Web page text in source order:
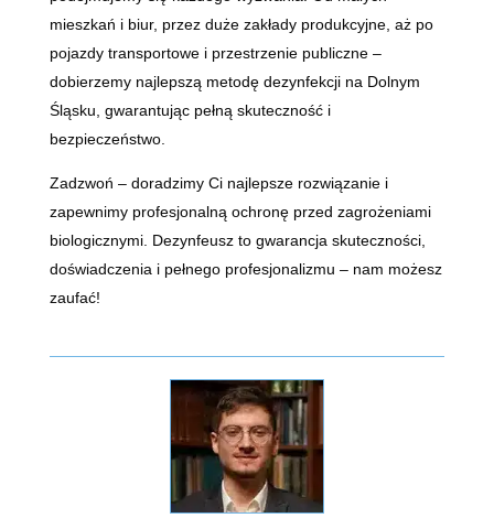
mieszkań i biur, przez duże zakłady produkcyjne, aż po
pojazdy transportowe i przestrzenie publiczne –
dobierzemy najlepszą metodę dezynfekcji na Dolnym
Śląsku, gwarantując pełną skuteczność i
bezpieczeństwo.
Zadzwoń – doradzimy Ci najlepsze rozwiązanie i
zapewnimy profesjonalną ochronę przed zagrożeniami
biologicznymi. Dezynfeusz to gwarancja skuteczności,
doświadczenia i pełnego profesjonalizmu – nam możesz
zaufać!